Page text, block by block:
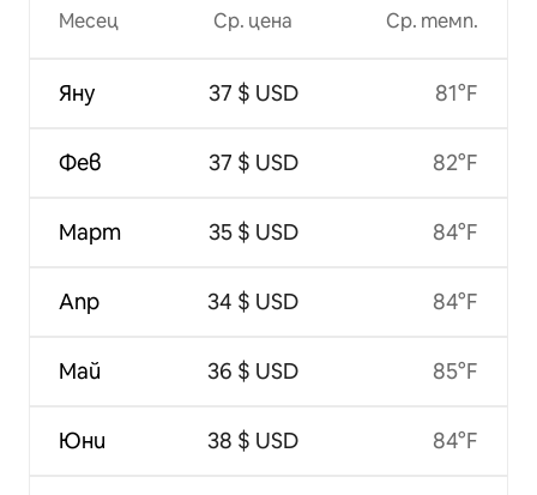
Месец
Яну
Фев
Март
Апр
Май
Юни
Ср. цена
37 $ USD
37 $ USD
35 $ USD
34 $ USD
36 $ USD
38 $ USD
Ср. темп.
81°F
82°F
84°F
84°F
85°F
84°F